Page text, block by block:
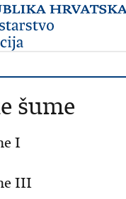
šume
I
III